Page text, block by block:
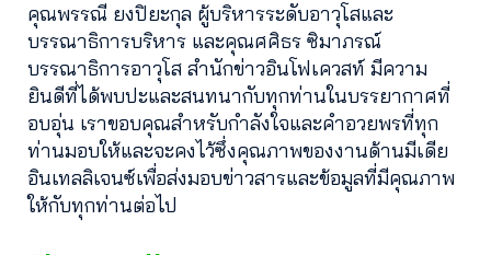
คุณพรรณี ยงปิยะกุล ผู้บริหารระดับอาวุโสและ
บรรณาธิการบริหาร และคุณศศิธร ซิมาภรณ์
บรรณาธิการอาวุโส สำนักข่าวอินโฟเควสท์ มีความ
ยินดีที่ได้พบปะและสนทนากับทุกท่านในบรรยากาศที่
อบอุ่น เราขอบคุณสำหรับกำลังใจและคำอวยพรที่ทุก
ท่านมอบให้และจะคงไว้ซึ่งคุณภาพของงานด้านมีเดีย
อินเทลลิเจนซ์เพื่อส่งมอบข่าวสารและข้อมูลที่มีคุณภาพ
ให้กับทุกท่านต่อไป